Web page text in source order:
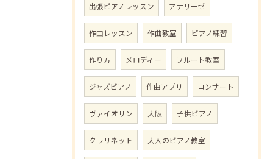
出張ピアノレッスン アナリーゼ
作曲レッスン 作曲教室 ピアノ練習
作り方 メロディー フルート教室
ジャズピアノ 作曲アプリ コンサート
ヴァイオリン 大阪 子供ピアノ
クラリネット 大人のピアノ教室